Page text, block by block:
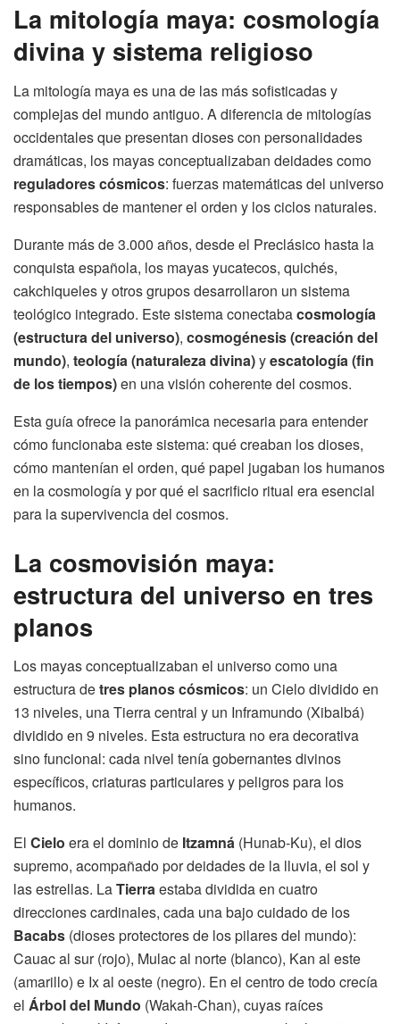
La mitología maya: cosmología
divina y sistema religioso
La mitología maya es una de las más sofisticadas y
complejas del mundo antiguo. A diferencia de mitologías
occidentales que presentan dioses con personalidades
dramáticas, los mayas conceptualizaban deidades como
reguladores cósmicos: fuerzas matemáticas del universo
responsables de mantener el orden y los ciclos naturales.
Durante más de 3.000 años, desde el Preclásico hasta la
conquista española, los mayas yucatecos, quichés,
cakchiqueles y otros grupos desarrollaron un sistema
teológico integrado. Este sistema conectabacosmología
(estructura del universo), cosmogénesis (creación del
mundo), teología (naturaleza divina)yescatología (fin
de los tiempos)en una visión coherente del cosmos.
Esta guía ofrece la panorámica necesaria para entender
cómo funcionaba este sistema: qué creaban los dioses,
cómo mantenían el orden, qué papel jugaban los humanos
en la cosmología y por qué el sacrificio ritual era esencial
para la supervivencia del cosmos.
La cosmovisión maya:
estructura del universo en tres
planos
Los mayas conceptualizaban el universo como una
estructura detres planos cósmicos: un Cielo dividido en
13 niveles, una Tierra central y un Inframundo (Xibalbá)
dividido en 9 niveles. Esta estructura no era decorativa
sino funcional: cada nivel tenía gobernantes divinos
específicos, criaturas particulares y peligros para los
humanos.
El Cielo era el dominio de Itzamná (Hunab-Ku), el dios
supremo, acompañado por deidades de la lluvia, el sol y
las estrellas. LaTierraestaba dividida en cuatro
direcciones cardinales, cada una bajo cuidado de los
Bacabs (dioses protectores de los pilares del mundo):
Cauac al sur (rojo), Mulac al norte (blanco), Kan al este
(amarillo) e Ix al oeste (negro). En el centro de todo crecía
el Árbol del Mundo (Wakah-Chan), cuyas raíces